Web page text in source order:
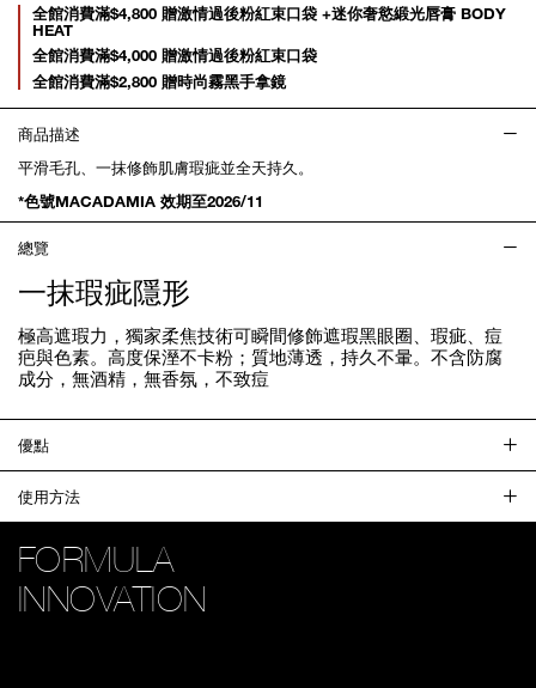
Promotions
全館消費滿$4,800 贈激情過後粉紅束口袋 +迷你奢慾緞光唇膏 BODY
HEAT
全館消費滿$4,000 贈激情過後粉紅束口袋
全館消費滿$2,800 贈時尚霧黑手拿鏡
商品描述
平滑毛孔、一抹修飾肌膚瑕疵並全天持久。
*色號MACADAMIA 效期至2026/11
總覽
一抹瑕疵隱形
極高遮瑕力，獨家柔焦技術可瞬間修飾遮瑕黑眼圈、瑕疵、痘
疤與色素。高度保溼不卡粉；質地薄透，持久不暈。不含防腐
成分，無酒精，無香氛，不致痘
優點
使用方法
FORMULA
INNOVATION
FORMULA
INNOVATION